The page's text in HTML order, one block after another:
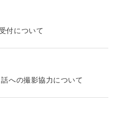
付について
への撮影協力について